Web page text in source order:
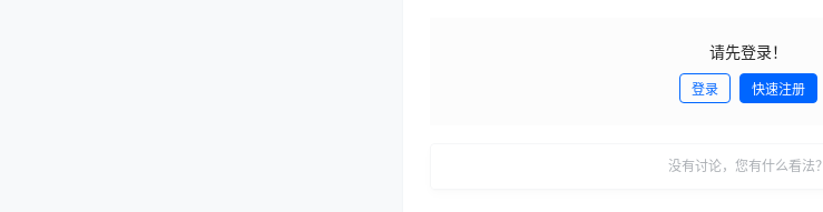
请先登录！
登录 快速注册
没有讨论，您有什么看法？